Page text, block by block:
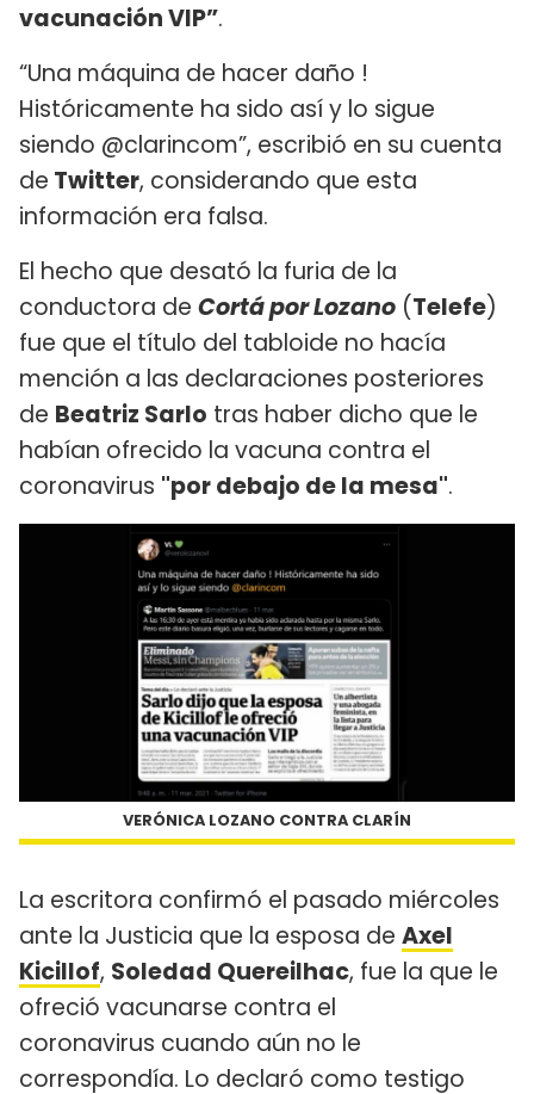
vacunación VIP”.
“Una máquina de hacer daño !
Históricamente ha sido así y lo sigue
siendo @clarincom”, escribió en su cuenta
de Twitter, considerando que esta
información era falsa.
El hecho que desató la furia de la
conductora de Cortá por Lozano (Telefe)
fue que el título del tabloide no hacía
mención a las declaraciones posteriores
de Beatriz Sarlo tras haber dicho que le
habían ofrecido la vacuna contra el
coronavirus "por debajo de la mesa".
VERÓNICA LOZANO CONTRA CLARÍN
La escritora confirmó el pasado miércoles
ante la Justicia que la esposa de Axel
Kicillof, Soledad Quereilhac, fue la que le
ofreció vacunarse contra el
coronavirus cuando aún no le
correspondía. Lo declaró como testigo